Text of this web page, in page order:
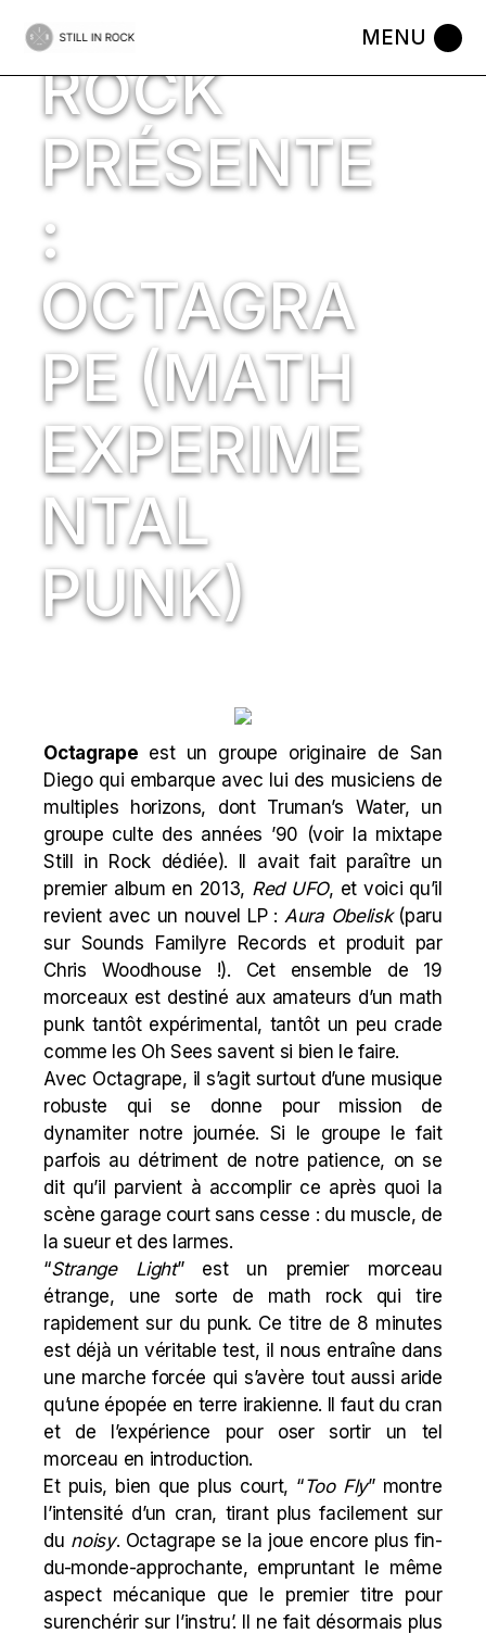
the
STILL IN
ROCK
PRÉSENTE
:
OCTAGRA
PE (MATH
EXPERIME
NTAL
PUNK)
Octagrape est un groupe originaire de San
Diego qui embarque avec lui des musiciens de
multiples horizons, dont Truman’s Water, un
groupe culte des années ’90 (voir la mixtape
Still in Rock dédiée). Il avait fait paraître un
premier album en 2013, Red UFO, et voici qu’il
revient avec un nouvel LP :Aura Obelisk(paru
sur Sounds Familyre Records et produit par
Chris Woodhouse !). Cet ensemble de 19
morceaux est destiné aux amateurs d’un math
punk tantôt expérimental, tantôt un peu crade
comme les Oh Sees savent si bien le faire.
Avec Octagrape, il s’agit surtout d’une musique
robuste qui se donne pour mission de
dynamiter notre journée. Si le groupe le fait
parfois au détriment de notre patience, on se
dit qu’il parvient à accomplir ce après quoi la
scène garage court sans cesse : du muscle, de
la sueur et des larmes.
“Strange Light” est un premier morceau
étrange, une sorte de math rock qui tire
rapidement sur du punk. Ce titre de 8 minutes
est déjà un véritable test, il nous entraîne dans
une marche forcée qui s’avère tout aussi aride
qu’une épopée en terre irakienne. Il faut du cran
et de l’expérience pour oser sortir un tel
morceau en introduction.
Et puis, bien que plus court, “Too Fly” montre
l’intensité d’un cran, tirant plus facilement sur
du noisy. Octagrape se la joue encore plus fin-
du-monde-approchante, empruntant le même
aspect mécanique que le premier titre pour
surenchérir sur l’instru’. Il ne fait désormais plus